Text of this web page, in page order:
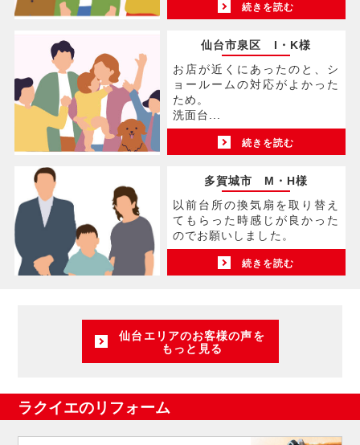
続きを読む
仙台市泉区 I・K様
お店が近くにあったのと、シ
ョールームの対応がよかった
ため。
洗面台...
続きを読む
多賀城市 M・H様
以前台所の換気扇を取り替え
てもらった時感じが良かった
のでお願いしました。
続きを読む
仙台エリアのお客様の声を
もっと見る
ラクイエのリフォーム